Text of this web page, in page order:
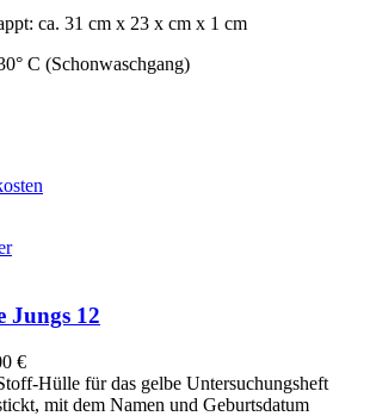
ca. 31 cm x 23 x cm x 1 cm
C (Schonwaschgang)
Jungs 12
€
Hülle für das gelbe Untersuchungsheft
mit dem Namen und Geburtsdatum